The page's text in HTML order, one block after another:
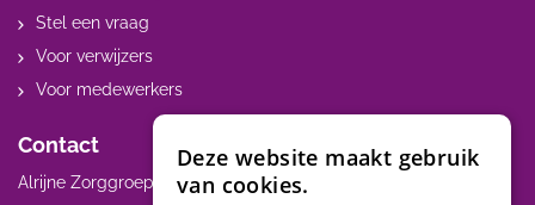
Stel een vraag
Voor verwijzers
Voor medewerkers
Contact
Alrijne Zorggroep
Deze website maakt gebruik
van cookies.